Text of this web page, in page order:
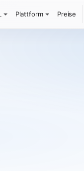
Plattform Preise